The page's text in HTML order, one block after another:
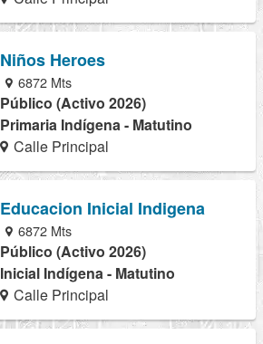
Niños Heroes
6872 Mts
Público (Activo 2026)
Primaria Indígena - Matutino
Calle Principal
Educacion Inicial Indigena
6872 Mts
Público (Activo 2026)
Inicial Indígena - Matutino
Calle Principal